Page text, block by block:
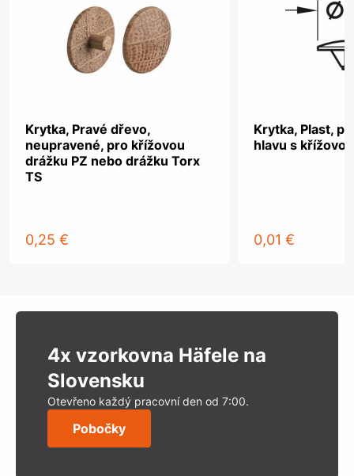
Krytka, Pravé dřevo,
neupravené, pro křížovou
drážku PZ nebo drážku Torx
TS
0,25 €
Krytka, Plast,
hlavu s
0,01 €
4x vzorkovna Häfele na
Slovensku
Otevřeno každý pracovní den od 7:00.
Pobočky